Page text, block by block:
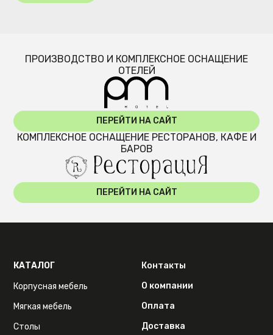
ПРОИЗВОДСТВО И КОМПЛЕКСНОЕ ОСНАЩЕНИЕ
ОТЕЛЕЙ
ПЕРЕЙТИ НА САЙТ
КОМПЛЕКСНОЕ ОСНАЩЕНИЕ РЕСТОРАНОВ, КАФЕ И
БАРОВ
ПЕРЕЙТИ НА САЙТ
КАТАЛОГ
Корпусная мебель
Мягкая мебель
Столы
Контакты
О компании
Оплата
Доставка